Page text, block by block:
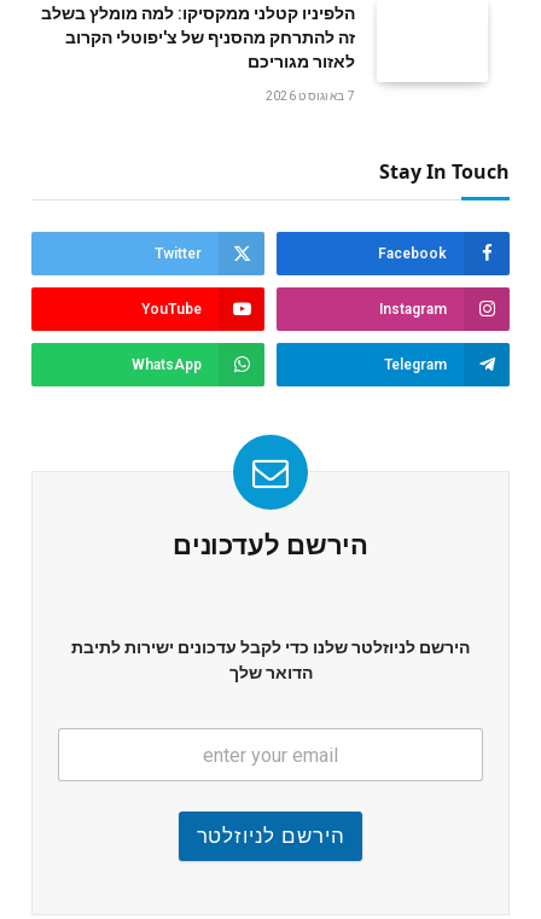
הלפיניו קטלני ממקסיקו: למה מומלץ בשלב
זה להתרחק מהסניף של צ'יפוטלי הקרוב
לאזור מגוריכם
7 באוגוסט 2026
Stay In Touch
Facebook
Twitter
Instagram
YouTube
Telegram
WhatsApp
הירשם לעדכונים
הירשם לניוזלטר שלנו כדי לקבל עדכונים ישירות לתיבת
הדואר שלך
הירשם לניוזלטר